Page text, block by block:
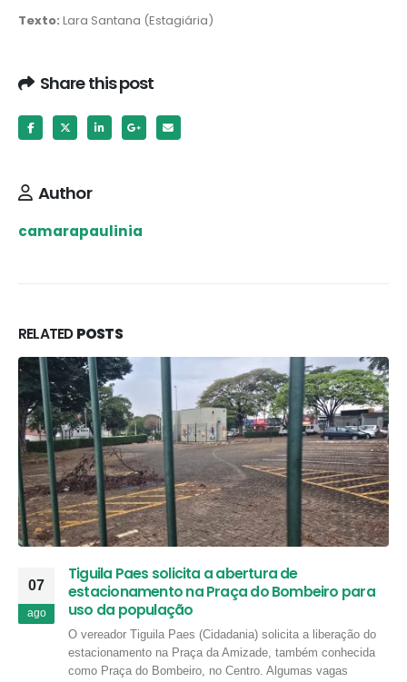
Texto: Lara Santana (Estagiária)
Share this post
Author
camarapaulinia
RELATEDPOSTS
07
ago
Tiguila Paes solicita a abertura de
estacionamento na Praça do Bombeiro para
uso da população
O vereador Tiguila Paes (Cidadania) solicita a liberação do
estacionamento na Praça da Amizade, também conhecida
como Praça do Bombeiro, no Centro. Algumas vagas